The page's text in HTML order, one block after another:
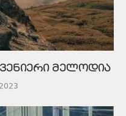
მელოდია